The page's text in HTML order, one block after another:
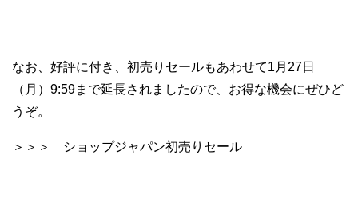
なお、好評に付き、初売りセールもあわせて1月27日
（月）9:59まで延長されましたので、お得な機会にぜひど
うぞ。
＞＞＞ ショップジャパン初売りセール